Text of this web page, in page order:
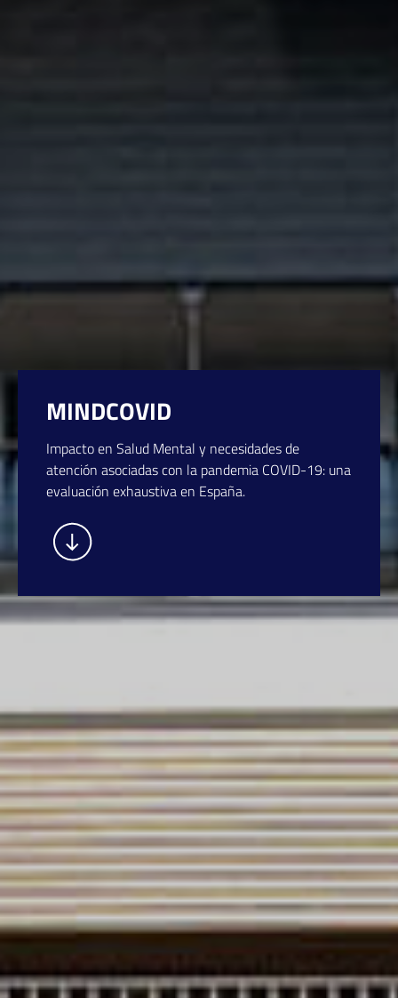
MINDCOVID
Impacto en Salud Mental y necesidades de
atención asociadas con la pandemia COVID-19: una
evaluación exhaustiva en España.